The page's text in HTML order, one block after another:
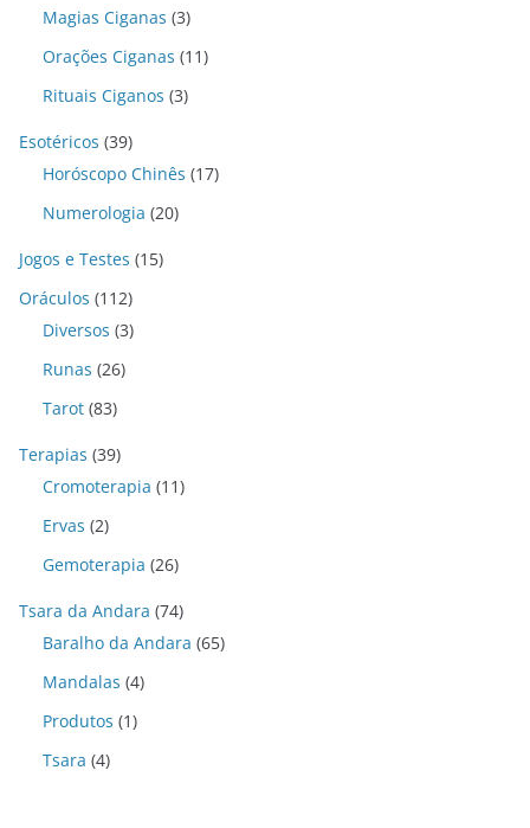
Magias Ciganas (3)
Orações Ciganas (11)
Rituais Ciganos (3)
Esotéricos (39)
Horóscopo Chinês (17)
Numerologia (20)
Jogos e Testes (15)
Oráculos (112)
Diversos (3)
Runas (26)
Tarot (83)
Terapias (39)
Cromoterapia (11)
Ervas (2)
Gemoterapia (26)
Tsara da Andara (74)
Baralho da Andara (65)
Mandalas (4)
Produtos (1)
Tsara (4)